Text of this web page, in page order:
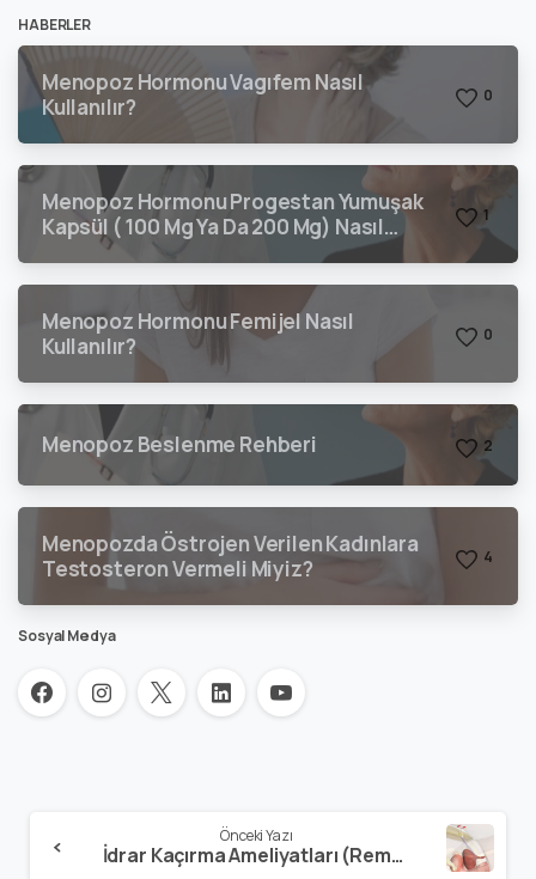
HABERLER
Menopoz Hormonu Vagıfem Nasıl
Kullanılır?
0
Menopoz Hormonu Progestan Yumuşak
Kapsül ( 100 Mg Ya Da 200 Mg) Nasıl
Kullanılır?
1
Menopoz Hormonu Femijel Nasıl
Kullanılır?
0
Menopoz Beslenme Rehberi 2
Menopozda Östrojen Verilen Kadınlara
Testosteron Vermeli Miyiz?
4
Sosyal Medya
Önceki Yazı
İdrar Kaçırma Ameliyatları (Remeex)